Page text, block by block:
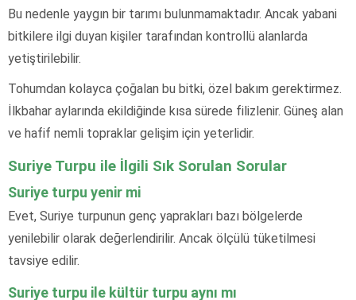
Bu nedenle yaygın bir tarımı bulunmamaktadır. Ancak yabani
bitkilere ilgi duyan kişiler tarafından kontrollü alanlarda
yetiştirilebilir.
Tohumdan kolayca çoğalan bu bitki, özel bakım gerektirmez.
İlkbahar aylarında ekildiğinde kısa sürede filizlenir. Güneş alan
ve hafif nemli topraklar gelişim için yeterlidir.
Suriye Turpu ile İlgili Sık Sorulan Sorular
Suriye turpu yenir mi
Evet, Suriye turpunun genç yaprakları bazı bölgelerde
yenilebilir olarak değerlendirilir. Ancak ölçülü tüketilmesi
tavsiye edilir.
Suriye turpu ile kültür turpu aynı mı